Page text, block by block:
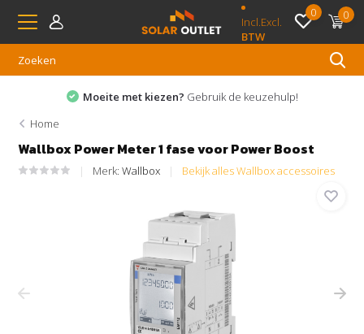
Incl.Excl.
BTW
0 0
Moeite met kiezen? Gebruik de keuzehulp!
Home
Wallbox Power Meter 1 fase voor Power Boost
Merk:Wallbox Bekijk alles Wallbox accessoires